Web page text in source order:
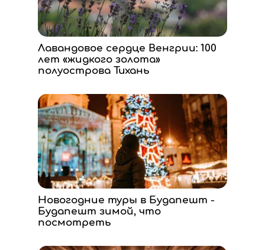
Лавандовое сердце Венгрии: 100
лет «жидкого золота»
полуострова Тихань
Новогодние туры в Будапешт -
Будапешт зимой, что
посмотреть